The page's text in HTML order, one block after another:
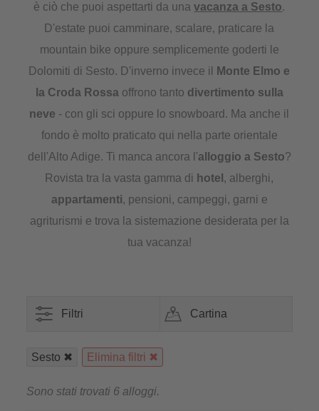
è ciò che puoi aspettarti da unavacanza a Sesto.
D'estate puoi camminare, scalare, praticare la
mountain bike oppure semplicemente goderti le
Dolomiti di Sesto. D'inverno invece il
Monte Elmo e
la Croda Rossa offrono tanto divertimento sulla
neve - con gli sci oppure lo snowboard. Ma anche il
fondo è molto praticato qui nella parte orientale
dell'Alto Adige. Ti manca ancora l'alloggio a Sesto?
Rovista tra la vasta gamma di hotel , alberghi,
appartamenti, pensioni, campeggi, garni e
agriturismi e trova la sistemazione desiderata per la
tua vacanza!
Filtri Cartina
Sesto Elimina filtri
Sono stati trovati 6 alloggi.